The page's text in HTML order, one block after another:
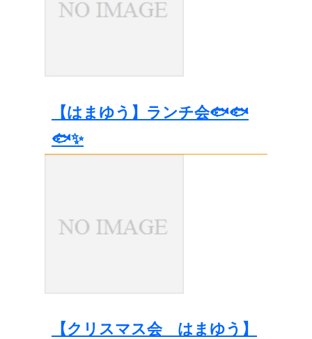
【はまゆう】ランチ会🐟🐟
🐟✨
【クリスマス会 はまゆう】